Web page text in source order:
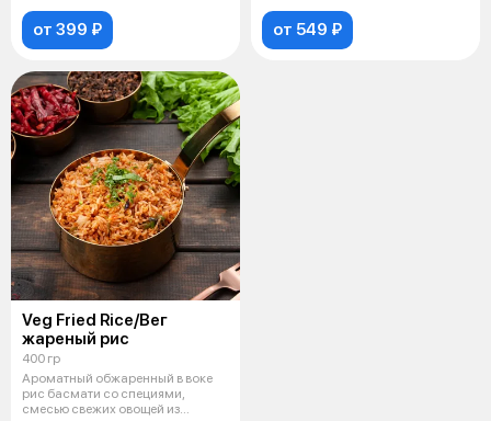
от 399 ₽ от 549 ₽
Veg Fried Rice/Вег
жареный рис
400 гр
Ароматный обжаренный в воке
рис басмати со специями,
смесью свежих овощей из